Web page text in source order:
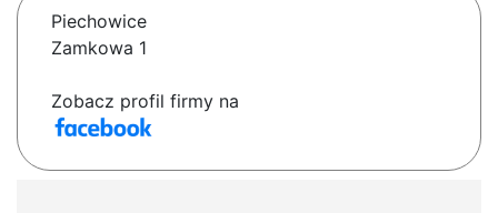
Piechowice
Zamkowa 1
Zobacz profil firmy na